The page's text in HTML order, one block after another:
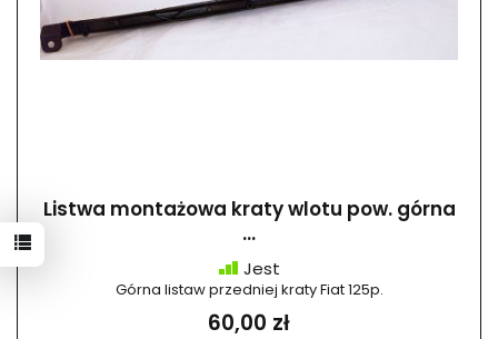
Listwa montażowa kraty wlotu pow. górna
...
Jest
Górna listaw przedniej kraty Fiat 125p.
60,00 zł